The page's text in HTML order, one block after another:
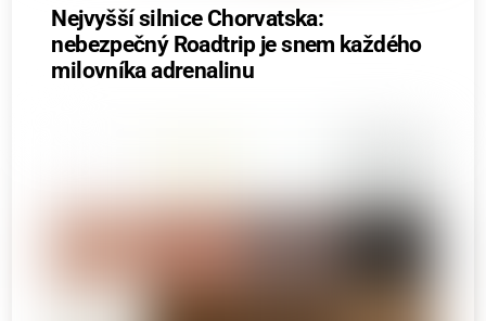
Nejvyšší silnice Chorvatska:
nebezpečný Roadtrip je snem každého
milovníka adrenalinu